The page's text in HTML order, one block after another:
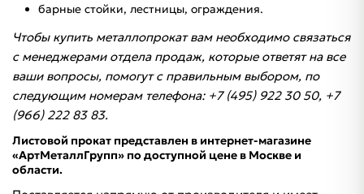
барные стойки, лестницы, ограждения.
Чтобы купить металлопрокат вам необходимо связаться
с менеджерами отдела продаж, которые ответят на все
ваши вопросы, помогут с правильным выбором, по
следующим номерам телефона: +7 (495) 922 30 50, +7
(966) 222 83 83.
Листовой прокат представлен в интернет-магазине
«АртМеталлГрупп» по доступной цене в Москве и
области.